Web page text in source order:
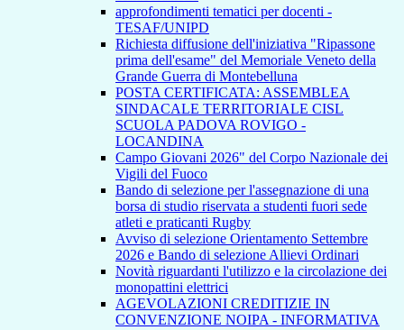
approfondimenti tematici per docenti -
TESAF/UNIPD
Richiesta diffusione dell'iniziativa "Ripassone
prima dell'esame" del Memoriale Veneto della
Grande Guerra di Montebelluna
POSTA CERTIFICATA: ASSEMBLEA
SINDACALE TERRITORIALE CISL
SCUOLA PADOVA ROVIGO -
LOCANDINA
Campo Giovani 2026" del Corpo Nazionale dei
Vigili del Fuoco
Bando di selezione per l'assegnazione di una
borsa di studio riservata a studenti fuori sede
atleti e praticanti Rugby
Avviso di selezione Orientamento Settembre
2026 e Bando di selezione Allievi Ordinari
Novità riguardanti l'utilizzo e la circolazione dei
monopattini elettrici
AGEVOLAZIONI CREDITIZIE IN
CONVENZIONE NOIPA - INFORMATIVA